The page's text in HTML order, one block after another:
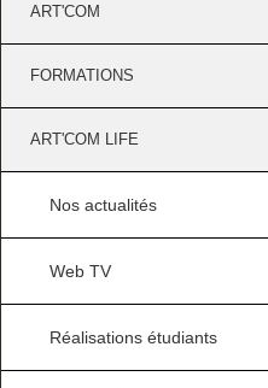
ART'COM
FORMATIONS
ART'COM LIFE
Nos actualités
Web TV
Réalisations étudiants